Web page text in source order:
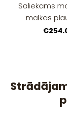
Saliekams
malkas